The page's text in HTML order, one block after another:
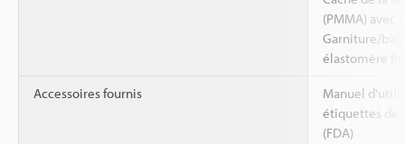
(PMMA) avec
Garniture/
élastomère
Accessoires fournis
Manuel
étiquettes de
(FDA)